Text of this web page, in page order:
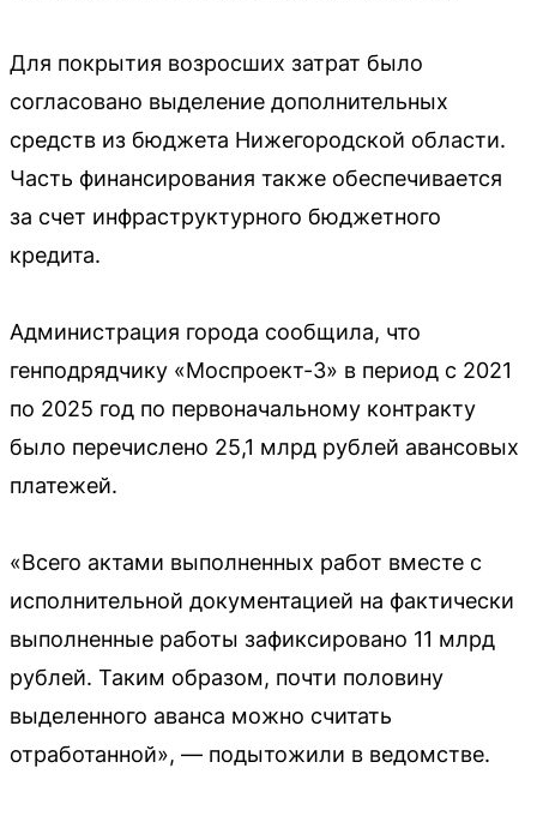
Для покрытия возросших затрат было
согласовано выделение дополнительных
средств из бюджета Нижегородской области.
Часть финансирования также обеспечивается
за счет инфраструктурного бюджетного
кредита.
Администрация города сообщила, что
генподрядчику «Моспроект-3» в период с 2021
по 2025 год по первоначальному контракту
было перечислено 25,1 млрд рублей авансовых
платежей.
«Всего актами выполненных работ вместе с
исполнительной документацией на фактически
выполненные работы зафиксировано 11 млрд
рублей. Таким образом, почти половину
выделенного аванса можно считать
отработанной», — подытожили в ведомстве.